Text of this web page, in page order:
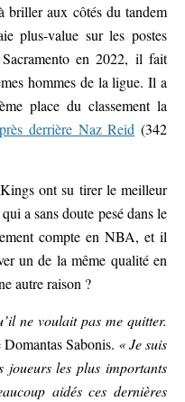
briller aux côtés du tandem
plus-value sur les postes
en 2022, il fait
hommes de la ligue. Il a
place du classement la
derrière Naz Reid (342
ont su tirer le meilleur
a sans doute pesé dans le
compte en NBA, et il
un de la même qualité en
autre raison ?
ne voulait pas me quitter.
Sabonis. « Je suis
joueurs les plus importants
aidés ces dernières